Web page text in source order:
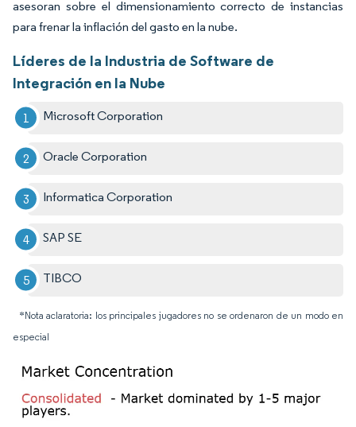
asesoran sobre el dimensionamiento correcto de instancias
para frenar la inflación del gasto en la nube.
Líderes de la Industria de Software de
Integración en la Nube
Microsoft Corporation
Oracle Corporation
Informatica Corporation
SAP SE
TIBCO
*Nota aclaratoria: los principales jugadores no se ordenaron de un modo en
especial